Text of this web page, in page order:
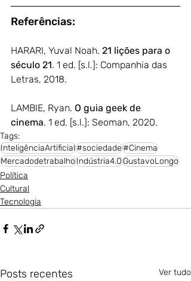
Referências:
HARARI, Yuval Noah. 21 lições para o
século 21. 1 ed. [s.l.]: Companhia das
Letras, 2018.
LAMBIE, Ryan. O guia geek de
cinema. 1 ed. [s.l.]: Seoman, 2020.
Tags:
InteligênciaArtificial#sociedade#Cinema
MercadodetrabalhoIndústria4.0GustavoLongo
Política
Cultural
Tecnologia
Posts recentes Ver tudo